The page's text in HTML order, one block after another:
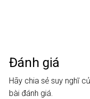
Đánh giá
Hãy chia sẻ suy nghĩ
bài đánh giá.